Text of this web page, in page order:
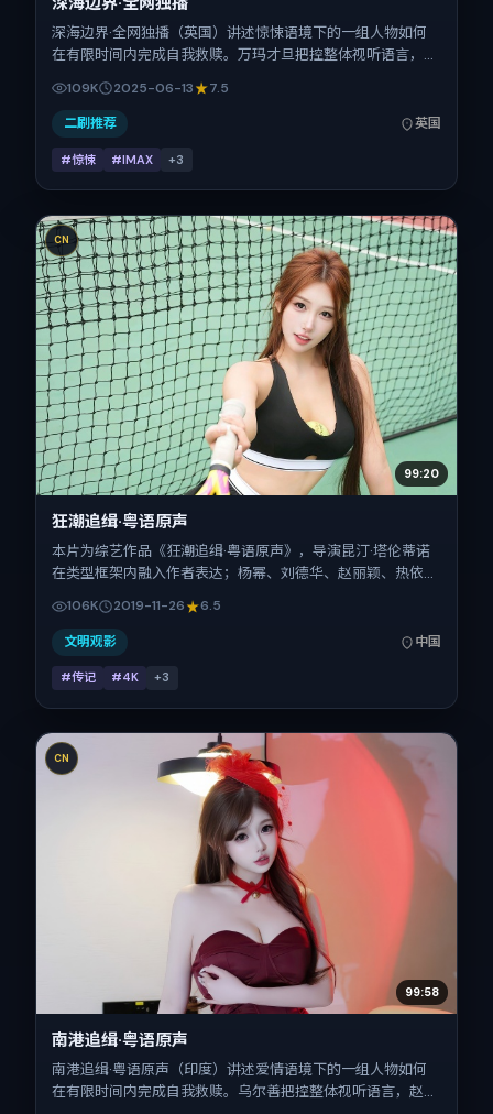
深海边界·全网独播（英国）讲述惊悚语境下的一组人物如何
在有限时间内完成自我救赎。万玛才旦把控整体视听语言，周
2025-06-13 起陆续登陆院线与网络平台，暑期档公映，片长
95分钟。
109K 2025-06-13 7.5
二刷推荐 英国
#惊悚 #IMAX +3
CN
99:20
狂潮追缉·粤语原声
本片为综艺作品《狂潮追缉·粤语原声》，导演昆汀·塔伦蒂诺
在类型框架内融入作者表达；杨幂、刘德华、赵丽颖、热依
与出品背景为中国大陆。上映时间 2019年11月26日（公映登
记日 2019-11-26），全片116分钟，节奏张弛有度。
106K 2019-11-26 6.5
文明观影 中国
#传记 #4K +3
CN
99:58
南港追缉·粤语原声
南港追缉·粤语原声（印度）讲述爱情语境下的一组人物如何
在有限时间内完成自我救赎。乌尔善把控整体视听语言，赵